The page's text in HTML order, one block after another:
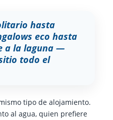
hasta
eco hasta
a la laguna —
todo el
tipo de alojamiento.
al agua, quien prefiere